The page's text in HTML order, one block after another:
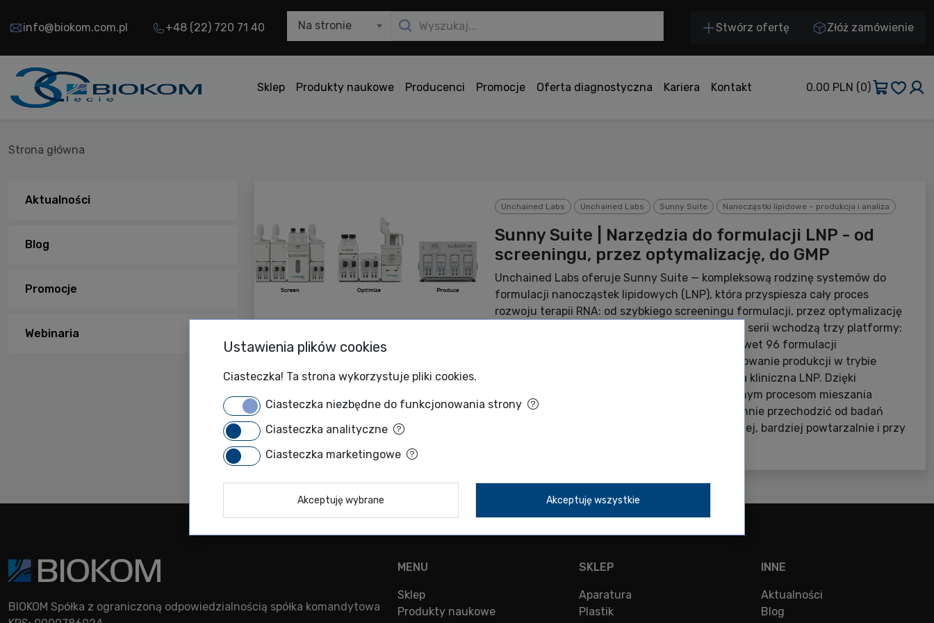
info@biokom.com.pl +48 (22) 720 71 40 Na stronie Stwórz ofertę Złóż zamówienie
Sklep Produkty naukowe Producenci Promocje Oferta diagnostyczna Kariera Kontakt 0.00 PLN (0)
Strona główna
Aktualności
Blog
Promocje
Webinaria
Unchained Labs Unchained Labs Sunny Suite Nanocząstki lipidowe – produkcja i analiza
Sunny Suite | Narzędzia do formulacji LNP - od
screeningu, przez optymalizację, do GMP
Unchained Labs oferuje Sunny Suite — kompleksową rodzinę systemów do
formulacji nanocząstek lipidowych (LNP), która przyspiesza cały proces
rozwoju terapii RNA: od szybkiego screeningu formulacji, przez optymalizację
procesu, aż po produkcję zgodną z GMP. W skład serii wchodzą trzy platformy:
Sunscreen — wysokoprzepustowy screening nawet 96 formulacji
jednocześnie, Sunshine — rozwój procesu i skalowanie produkcji w trybie
ciągłym, Sunbather — gotowa do GMP produkcja kliniczna LNP. Dzięki
spójnemu podejściu do mikrofluidyki i identycznym procesom mieszania
między urządzeniami, Sunny Suite pozwala płynnie przechodzić od badań
laboratoryjnych do produkcji klinicznej — szybciej, bardziej powtarzalnie i przy
BIOKOM Spółka z ograniczoną odpowiedzialnością spółka komandytowa
MENU
Sklep
Produkty naukowe
SKLEP
Aparatura
Plastik
INNE
Aktualności
Blog
Ustawienia plików cookies
Ciasteczka! Ta strona wykorzystuje pliki cookies.
Ciasteczka niezbędne do funkcjonowania strony
Ciasteczka analityczne
Ciasteczka marketingowe
Akceptuję wybrane Akceptuję wszystkie